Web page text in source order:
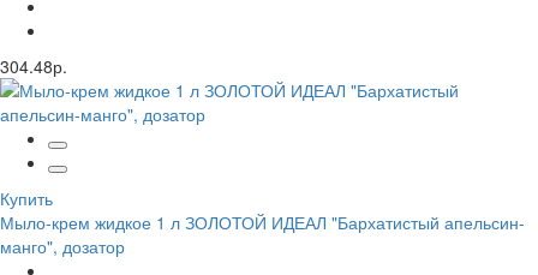
304.48р.
Купить
Мыло-крем жидкое 1 л ЗОЛОТОЙ ИДЕАЛ "Бархатистый апельсин-
манго", дозатор